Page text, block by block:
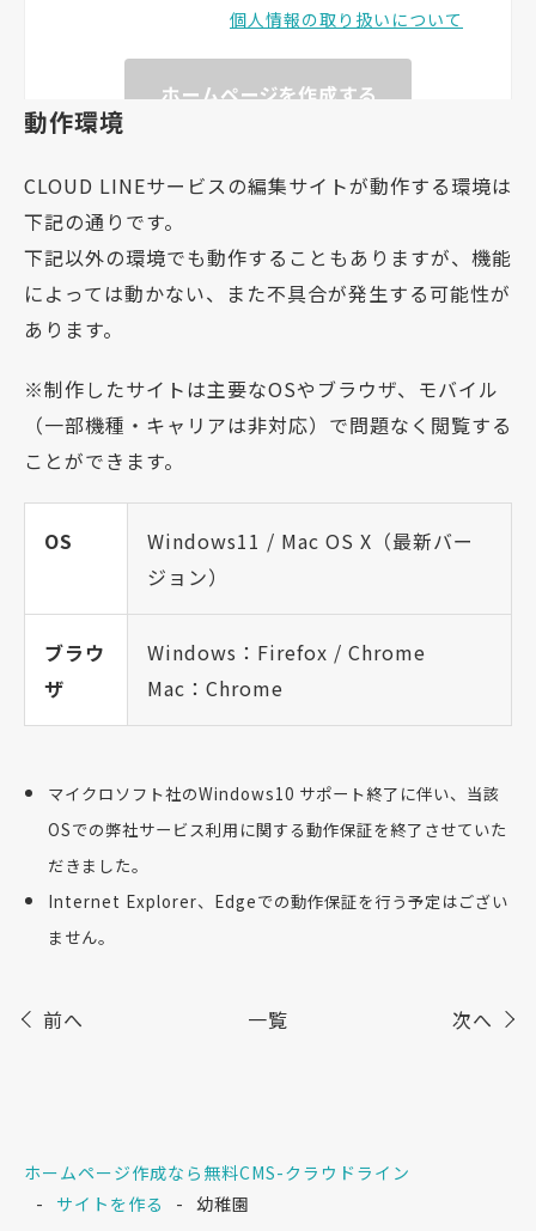
動作環境
CLOUD LINEサービスの編集サイトが動作する環境は
下記の通りです。
下記以外の環境でも動作することもありますが、機能
によっては動かない、また不具合が発生する可能性が
あります。
※制作したサイトは主要なOSやブラウザ、モバイル
（一部機種・キャリアは非対応）で問題なく閲覧する
ことができます。
OS
Windows11 / Mac OS X（最新バー
ジョン）
ブラウ
ザ
Windows：Firefox / Chrome
Mac：Chrome
マイクロソフト社のWindows10 サポート終了に伴い、当該
OSでの弊社サービス利用に関する動作保証を終了させていた
だきました。
Internet Explorer、Edgeでの動作保証を行う予定はござい
ません。
前へ 一覧 次へ
ホームページ作成なら無料CMS-クラウドライン
サイトを作る
幼稚園